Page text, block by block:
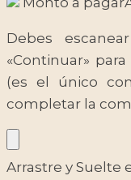
Debes
«Continuar»
(es el único
completar la
Arrastre y Suelte